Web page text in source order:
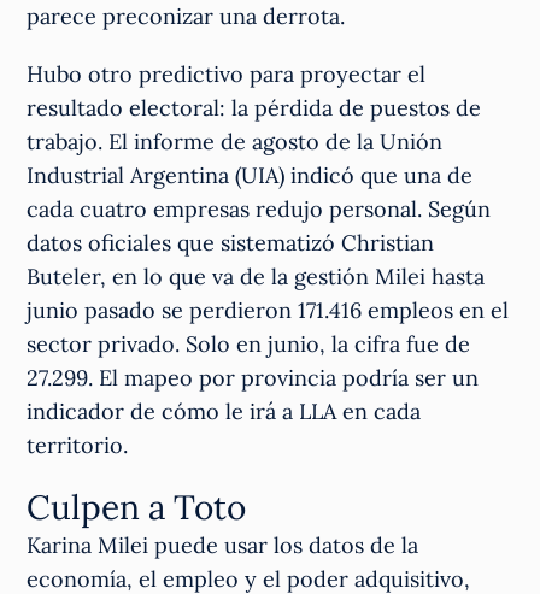
parece preconizar una derrota.
Hubo otro predictivo para proyectar el
resultado electoral: la pérdida de puestos de
trabajo. El informe de agosto de la Unión
Industrial Argentina (UIA) indicó que una de
cada cuatro empresas redujo personal. Según
datos oficiales que sistematizó Christian
Buteler, en lo que va de la gestión Milei hasta
junio pasado se perdieron 171.416 empleos en el
sector privado. Solo en junio, la cifra fue de
27.299. El mapeo por provincia podría ser un
indicador de cómo le irá a LLA en cada
territorio.
Culpen a Toto
Karina Milei puede usar los datos de la
economía, el empleo y el poder adquisitivo,